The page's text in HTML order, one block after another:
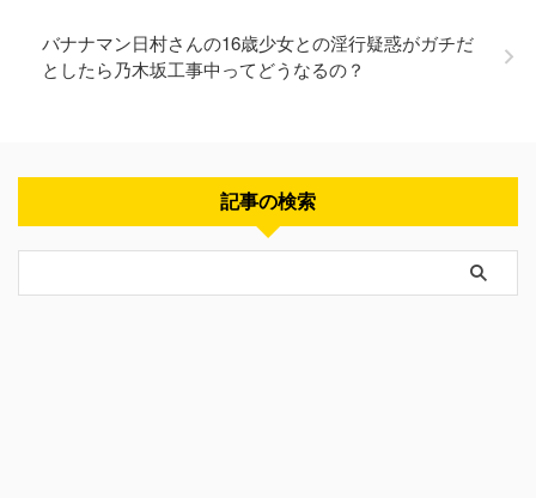
バナナマン日村さんの16歳少女との淫行疑惑がガチだ
としたら乃木坂工事中ってどうなるの？
記事の検索